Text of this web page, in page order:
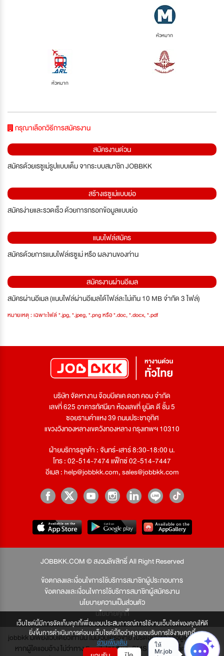
เว็บไซต์นี้มีการจัดเก็บคุกกี้เพื่อมอบประสบการณ์การใช้งานเว็บไซต์ของคุณให้ดี
ยิ่งขึ้นการดำเนินการต่อบนเว็บไซต์นี้ถือว่าคุณยอมรับการใช้งานคุกกี้
อ่านเพิ่มเติม
หัวหมาก
หัวหมาก
กรุณาเลือกวิธีการสมัครงาน
สมัครงานด่วน
สมัครด้วยเรซูเม่รูปแบบเต็ม จากระบบสมาชิก JOBBKK
สร้างเรซูเม่แบบย่อ
สมัครง่ายและรวดเร็ว ด้วยการกรอกข้อมูลแบบย่อ
แนบไฟล์สมัคร
สมัครด้วยการแนบไฟล์เรซูเม่ หรือ ผลงานของท่าน
สมัครงานผ่านอีเมล
สมัครผ่านอีเมล (แนบไฟล์ผ่านอีเมลได้ไฟล์ละไม่เกิน 10 MB จำกัด 3 ไฟล์)
หมายเหตุ : เฉพาะไฟล์ *.jpg, *.jpeg, *.png หรือ *.doc, *.docx, *.pdf
บริษัท จัดหางาน จ๊อบบีเคเค ดอท คอม จำกัด
เลขที่ 625 อาคารทัศนียา ห้องเลขที่ ยูนิต ดี ชั้น 5
ซอยรามคำแหง 39 ถนนประชาอุทิศ
แขวงวังทองหลางเขตวังทองหลาง กรุงเทพฯ 10310
ฝ่ายบริการลูกค้า : จันทร์-เสาร์ 8:30-18:00 น.
โทร : 02-514-7474 แฟ็กซ์ 02-514-7447
อีเมล :help@jobbkk.com,sales@jobbkk.com
JOBBKK.COM © สงวนลิขสิทธิ์ All Right Reserved
ข้อตกลงและเงื่อนไขการใช้บริการสมาชิกผู้ประกอบการ
ข้อตกลงและเงื่อนไขการใช้บริการสมาชิกผู้สมัครงาน
นโยบายความเป็นส่วนตัว
นโยบายคุกกี้
jobbkk มีเพียงเว็บเดียวเท่านั้น ไม่มีเว็บเครือข่าย โปรดอย่าหลงเชื่อผู้แอบอ้าง และ
หากผู้ใดแอบอ้าง ไม่ว่าทาง Email, โทรศัพท์, SMS หรือทางใดก็ตาม จะถูก